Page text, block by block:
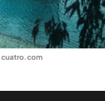
cuatro.com